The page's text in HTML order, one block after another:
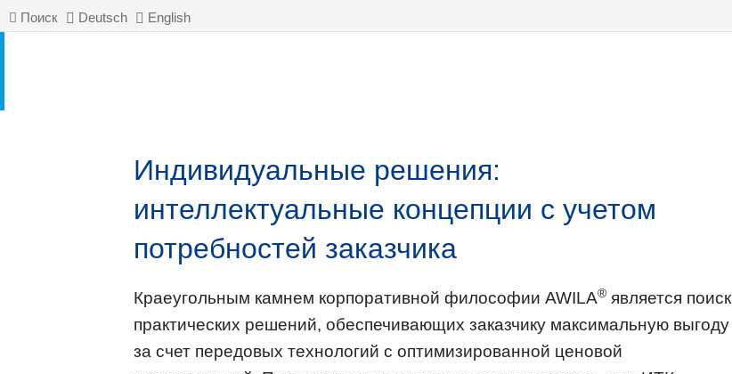
Поиск Deutsch English
Индивидуальные решения:
интеллектуальные концепции с учетом
потребностей заказчика
Краеугольным камнем корпоративной философии AWILA® является поиск
практических решений, обеспечивающих заказчику максимальную выгоду
за счет передовых технологий с оптимизированной ценовой